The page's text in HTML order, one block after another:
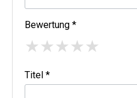
Bewertung *
★★★★★
Titel *